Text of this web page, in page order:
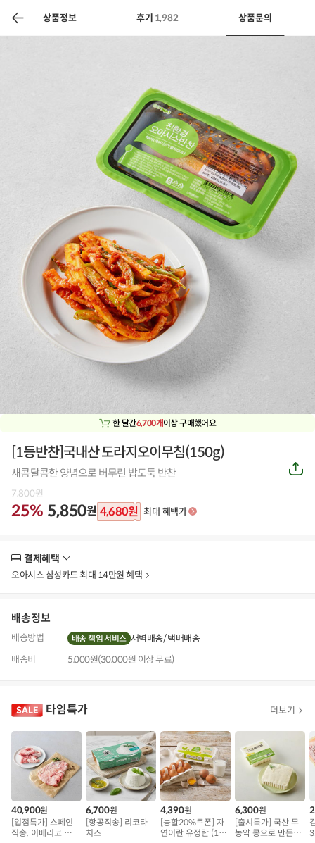
상품정보 후기 1,982 상품문의
찬들마루 주문/배송 고객센터
한 달간6,700개이상 구매했어요
[1등반찬]국내산 도라지오이무침(150g)
새콤달콤한 양념으로 버무린 밥도둑 반찬
7,800원
25% 5,850원 4,680원 최대 혜택가
공
유
결제혜택
보
오아시스 삼성카드 최대 14만원 혜택
배송정보
배송방법 배송 책임 서비스 새벽배송 택배배송
배송비
5,000원(30,000원 이상 무료)
타임특가 더보기
40,900원
[입점특가] 스페인
직송. 이베리코 삼
6,700원
[항공직송] 리코타
치즈
4,390원
[농할20%쿠폰] 자
연이란 유정란 (10
6,300원
[출시특가] 국산 무
농약 콩으로 만든